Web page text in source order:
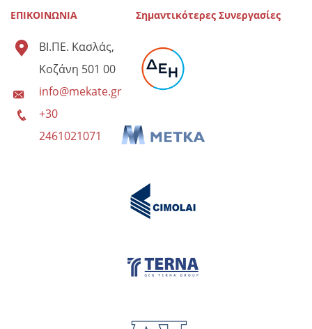
ΕΠΙΚΟΙΝΩΝΙΑ
ΒΙ.ΠΕ. Κασλάς,
Κοζάνη 501 00
info@mekate.gr
+30
2461021071
Σημαντικότερες Συνεργασίες